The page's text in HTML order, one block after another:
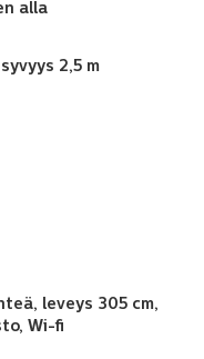
alla
2,5 m
leveys 305 cm,
Wi-fi